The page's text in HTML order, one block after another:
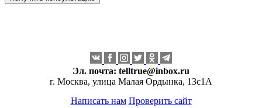
Эл. почта: telltrue@inbox.ru
г. Москва, улица Малая Ордынка, 13с1А
Написать нам Проверить сайт